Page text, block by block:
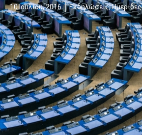
10 Ιουλίου, 2016 Εκδηλώσεις,Ημερίδες